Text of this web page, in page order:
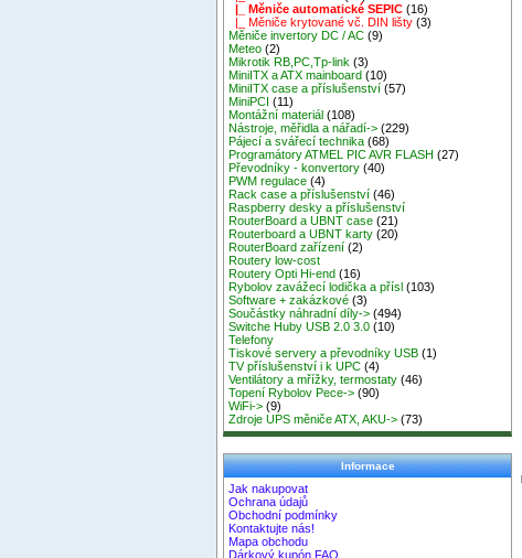
|_ Měniče automatické SEPIC (16)
|_ Měniče krytované vč. DIN lišty (3)
Měniče invertory DC / AC (9)
Meteo (2)
Mikrotik RB,PC,Tp-link (3)
MiniITX a ATX mainboard (10)
MiniITX case a příslušenství (57)
MiniPCI (11)
Montážní materiál (108)
Nástroje, měřidla a nářadí-> (229)
Pájecí a svářecí technika (68)
Programátory ATMEL PIC AVR FLASH (27)
Převodníky - konvertory (40)
PWM regulace (4)
Rack case a příslušenství (46)
Raspberry desky a příslušenství
RouterBoard a UBNT case (21)
Routerboard a UBNT karty (20)
RouterBoard zařízení (2)
Routery low-cost
Routery Opti Hi-end (16)
Rybolov zavážecí lodička a přísl (103)
Software + zakázkové (3)
Součástky náhradní díly-> (494)
Switche Huby USB 2.0 3.0 (10)
Telefony
Tiskové servery a převodníky USB (1)
TV příslušenství i k UPC (4)
Ventilátory a mřížky, termostaty (46)
Topení Rybolov Pece-> (90)
WiFi-> (9)
Zdroje UPS měniče ATX, AKU-> (73)
Informace
Jak nakupovat
Ochrana údajů
Obchodní podmínky
Kontaktujte nás!
Mapa obchodu
Dárkový kupón FAQ